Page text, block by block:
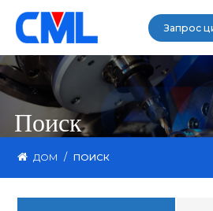
Запрос
Поиск
ДОМ / ПОИСК